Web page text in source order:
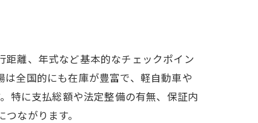
離、年式など基本的なチェックポイン
全国的にも在庫が豊富で、軽自動車や
特に支払総額や法定整備の有無、保証内
ながります。